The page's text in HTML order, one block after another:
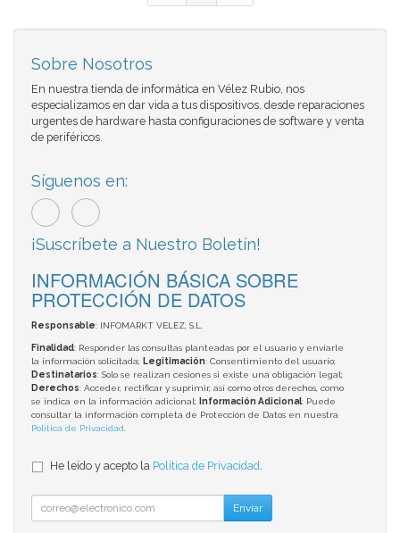
Sobre Nosotros
En nuestra tienda de informática en Vélez Rubio, nos
especializamos en dar vida a tus dispositivos. desde reparaciones
urgentes de hardware hasta configuraciones de software y venta
de periféricos.
Síguenos en:
¡Suscríbete a Nuestro Boletín!
INFORMACIÓN BÁSICA SOBRE
PROTECCIÓN DE DATOS
Responsable: INFOMARKT VELEZ, S.L.
Finalidad: Responder las consultas planteadas por el usuario y enviarle
la información solicitada; Legitimación: Consentimiento del usuario;
Destinatarios: Solo se realizan cesiones si existe una obligación legal;
Derechos: Acceder, rectificar y suprimir, así como otros derechos, como
se indica en la información adicional;
Información Adicional: Puede
consultar la información completa de Protección de Datos en nuestra
Política de Privacidad
He leído y acepto la Política de Privacidad
Enviar